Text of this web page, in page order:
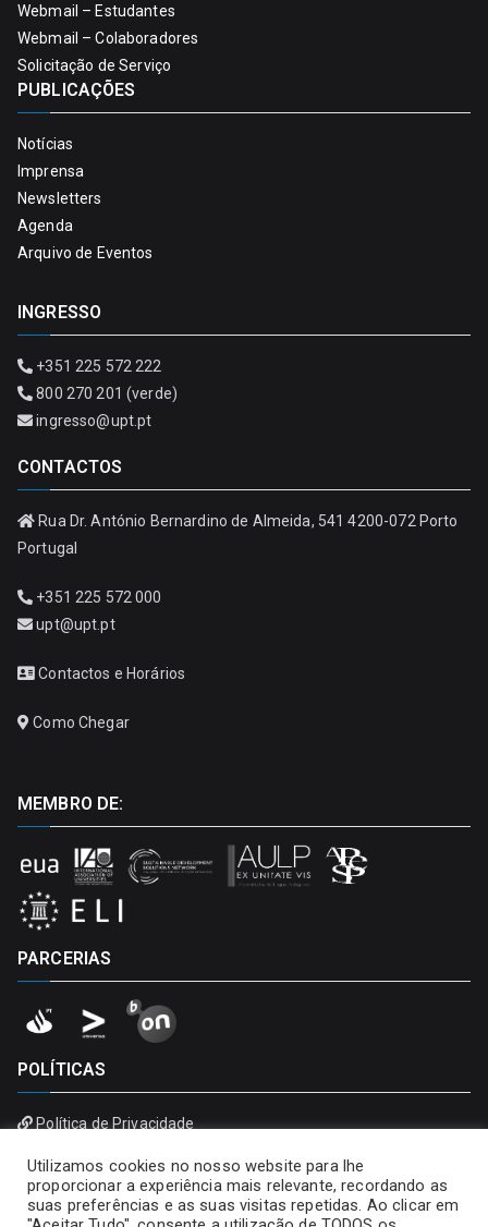
Webmail – Estudantes
Webmail – Colaboradores
Solicitação de Serviço
PUBLICAÇÕES
Notícias
Imprensa
Newsletters
Agenda
Arquivo de Eventos
INGRESSO
+351 225 572 222
800 270 201 (verde)
ingresso@upt.pt
CONTACTOS
Rua Dr. António Bernardino de Almeida, 541 4200-072 Porto
Portugal
+351 225 572 000
upt@upt.pt
Contactos e Horários
Como Chegar
MEMBRO DE:
PARCERIAS
POLÍTICAS
Política de Privacidade
Utilizamos cookies no nosso website para lhe
proporcionar a experiência mais relevante, recordando as
suas preferências e as suas visitas repetidas. Ao clicar em